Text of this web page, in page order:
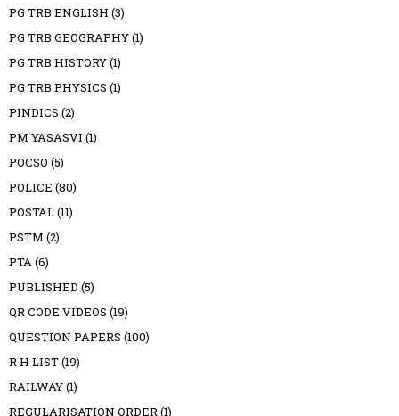
PG TRB ENGLISH (3)
PG TRB GEOGRAPHY(1)
PG TRB HISTORY(1)
PG TRB PHYSICS (1)
PINDICS (2)
PM YASASVI (1)
POCSO (5)
POLICE (80)
POSTAL(11)
PSTM (2)
PTA(6)
PUBLISHED (5)
QR CODE VIDEOS (19)
QUESTION PAPERS (100)
R H LIST(19)
RAILWAY(1)
REGULARISATION ORDER(1)